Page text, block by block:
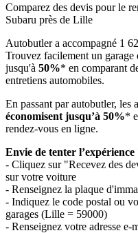
Comparez des devis pour le
Subaru près de Lille
Autobutler a accompagné 1
Trouvez facilement un
jusqu'à 50%* en comparant
entretiens automobiles.
En passant par autobutler, les
économisent jusqu’à 50%*
rendez-vous en ligne.
Envie de tenter l’expérience
- Cliquez sur "Recevez des
sur votre voiture
- Renseignez la plaque
- Indiquez le code postal ou
garages (Lille = 59000)
- Renseignez votre adresse e-